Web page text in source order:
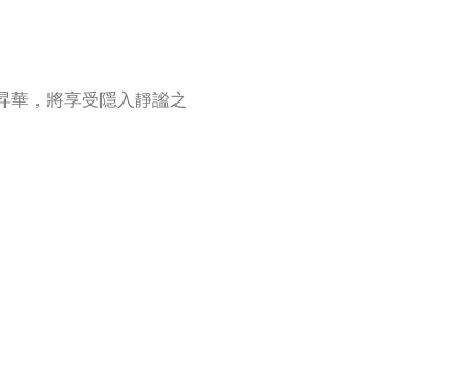
華，將享受隱入靜謐之